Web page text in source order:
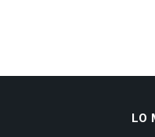
LO